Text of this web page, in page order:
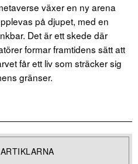
växer en ny arena
på djupet, med en
Det är ett skede där
formar framtidens sätt att
får ett liv som sträcker sig
gränser.